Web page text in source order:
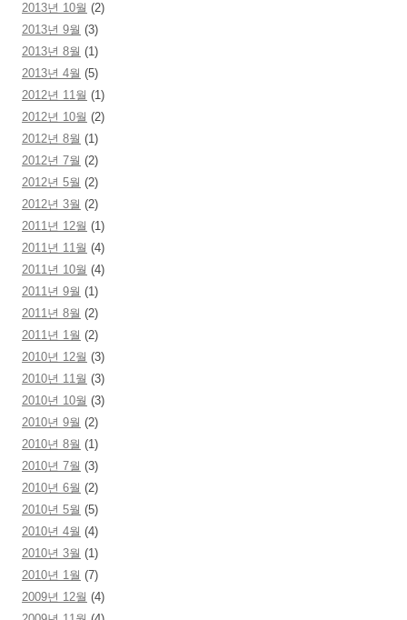
2013년 10월 (2)
2013년 9월 (3)
2013년 8월 (1)
2013년 4월 (5)
2012년 11월 (1)
2012년 10월 (2)
2012년 8월 (1)
2012년 7월 (2)
2012년 5월 (2)
2012년 3월 (2)
2011년 12월 (1)
2011년 11월 (4)
2011년 10월 (4)
2011년 9월 (1)
2011년 8월 (2)
2011년 1월 (2)
2010년 12월 (3)
2010년 11월 (3)
2010년 10월 (3)
2010년 9월 (2)
2010년 8월 (1)
2010년 7월 (3)
2010년 6월 (2)
2010년 5월 (5)
2010년 4월 (4)
2010년 3월 (1)
2010년 1월 (7)
2009년 12월 (4)